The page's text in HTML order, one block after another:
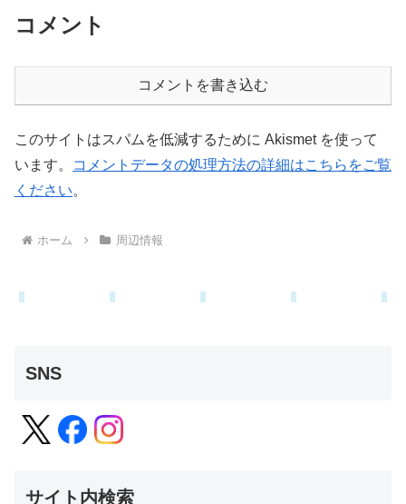
コメント
コメントを書き込む
このサイトはスパムを低減するために Akismet を使って
います。
コメントデータの処理方法の詳細はこちらをご覧
ください。
ホーム 周辺情報
SNS
サイト内検索